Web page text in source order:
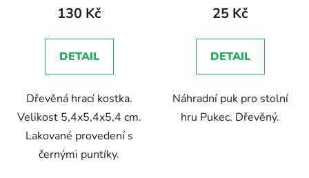
130 Kč
DETAIL
Dřevěná hrací kostka.
Velikost 5,4x5,4x5,4 cm.
Lakované provedení s
černými puntíky.
produktu
5,0
z
hvězdiček.
25 Kč
DETAIL
Náhradní puk pro stolní
hru Pukec. Dřevěný.